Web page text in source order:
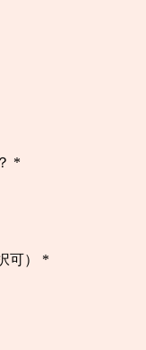
*
） *